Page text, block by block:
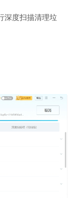
深度扫描清理垃